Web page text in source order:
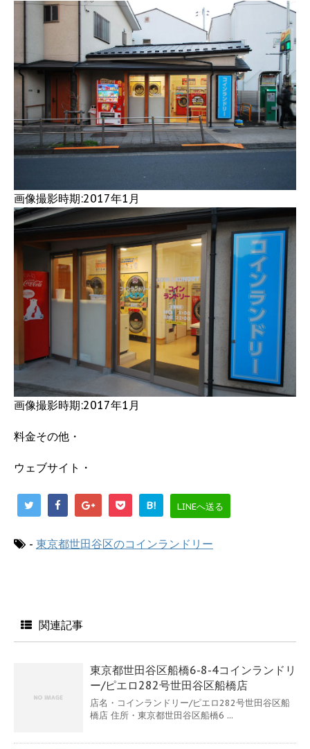
画像撮影時期:2017年1月
画像撮影時期:2017年1月
料金その他・
ウェブサイト・
B! LINEへ送る
- 東京都世田谷区のコインランドリー
関連記事
東京都世田谷区船橋6-8-4コインランドリ
ー/ピエロ282号世田谷区船橋店
店名・コインランドリー/ピエロ282号世田谷区船
橋店 住所・東京都世田谷区船橋6 ...